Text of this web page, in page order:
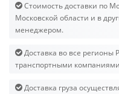
Стоимость доставки по
Московской области и в
менеджером.
Доставка во все регионы
транспортными
Доставка груза